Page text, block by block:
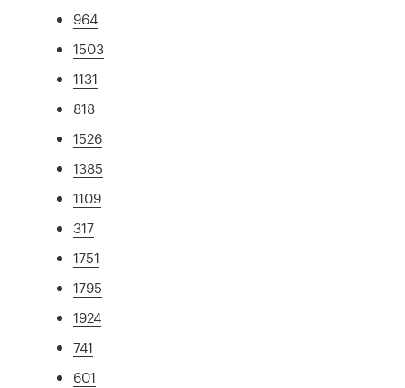
964
1503
1131
818
1526
1385
1109
317
1751
1795
1924
741
601